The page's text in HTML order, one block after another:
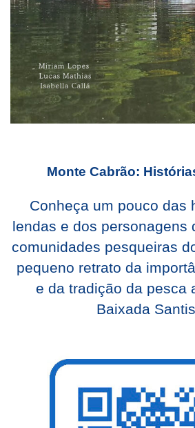
Monte Cabrão:
Conheça um pouco das
lendas e dos personagens
comunidades pesqueiras
pequeno retrato da
e da tradição da pesca
Baixada